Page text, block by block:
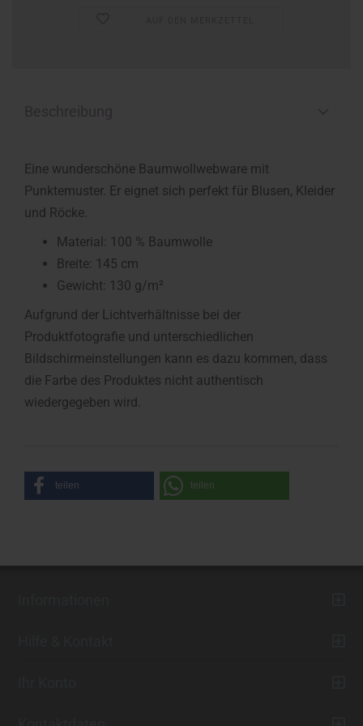
Eine wunderschöne Baumwollwebware mit
Punktemuster. Er eignet sich perfekt für Blusen, Kleider
und Röcke.
Material: 100 % Baumwolle
Breite: 145 cm
Gewicht: 130 g/m²
Aufgrund der Lichtverhältnisse bei der
Produktfotografie und unterschiedlichen
Bildschirmeinstellungen kann es dazu kommen, dass
die Farbe des Produktes nicht authentisch
wiedergegeben wird.
teilen teilen